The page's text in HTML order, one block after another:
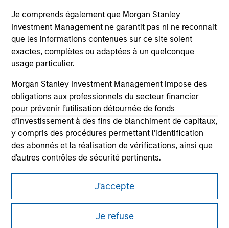
Je comprends également que Morgan Stanley
Investment Management ne garantit pas ni ne reconnait
que les informations contenues sur ce site soient
exactes, complètes ou adaptées à un quelconque
usage particulier.
Morgan Stanley Investment Management impose des
obligations aux professionnels du secteur financier
pour prévenir l’utilisation détournée de fonds
d’investissement à des fins de blanchiment de capitaux,
y compris des procédures permettant l'identification
des abonnés et la réalisation de vérifications, ainsi que
d'autres contrôles de sécurité pertinents.
Investment Management, ni aucune de ses sociétés
affiliées, ne pourra être tenue responsable de
quelconques pertes résultant directement ou
J'accepte
Je refuse
Morgan Stanley
Morgan Stanley Careers
This is a Marketing Communication.